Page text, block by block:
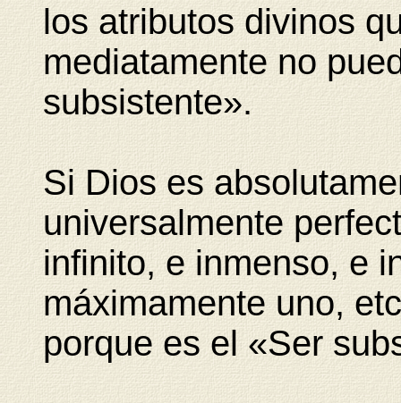
los atributos divinos
mediatamente no
subsistente».
Si Dios es
universalmente
infinito, e inmenso, e
máximamente uno,
porque es el «Ser